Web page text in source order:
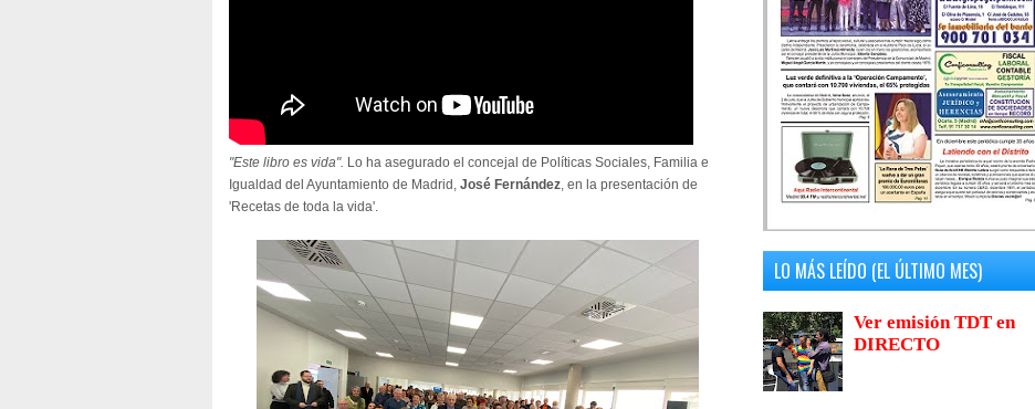
"Este libro es vida". Lo ha asegurado el concejal de Políticas Sociales, Familia e
Igualdad del Ayuntamiento de Madrid, José Fernández, en la presentación de
'Recetas de toda la vida'.
LO MÁS LEÍDO (EL ÚLTIMO MES)
Ver emisión TDT en
DIRECTO